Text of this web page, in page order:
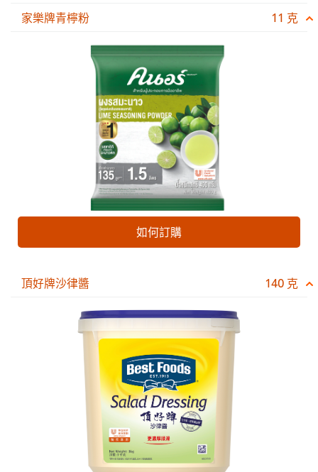
家樂牌青檸粉
11 克
如何訂購
頂好牌沙律醬 140 克